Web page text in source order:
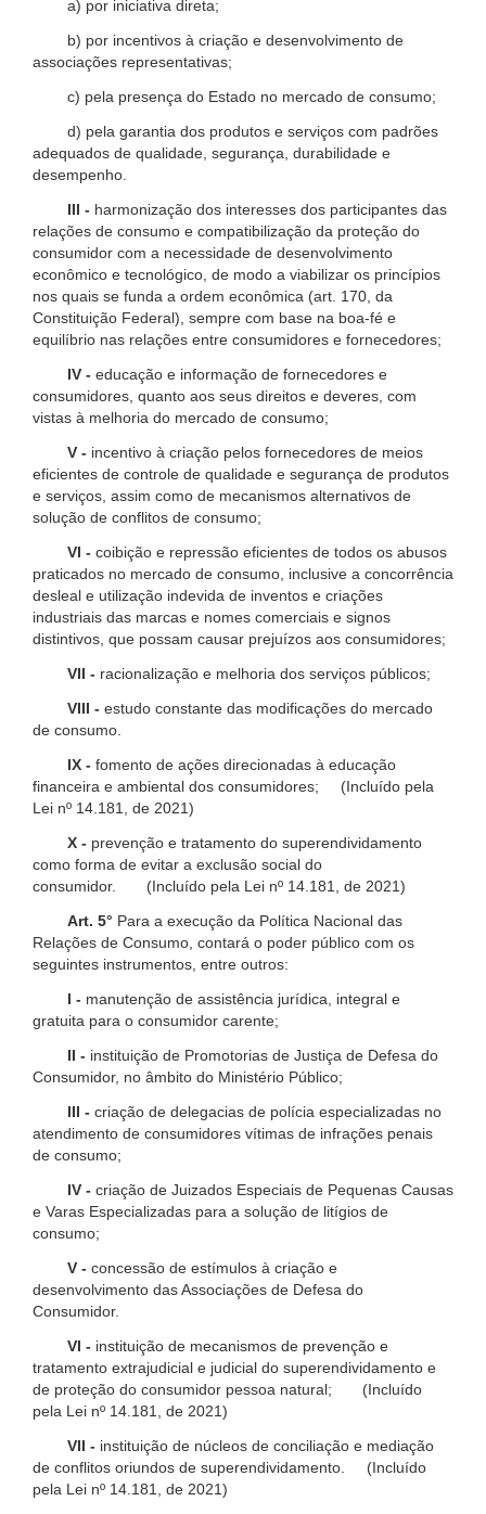
a) por iniciativa direta;
b) por incentivos à criação e desenvolvimento de
associações representativas;
c) pela presença do Estado no mercado de consumo;
d) pela garantia dos produtos e serviços com padrões
adequados de qualidade, segurança, durabilidade e
desempenho.
III - harmonização dos interesses dos participantes das
relações de consumo e compatibilização da proteção do
consumidor com a necessidade de desenvolvimento
econômico e tecnológico, de modo a viabilizar os princípios
nos quais se funda a ordem econômica (art. 170, da
Constituição Federal), sempre com base na boa-fé e
equilíbrio nas relações entre consumidores e fornecedores;
IV - educação e informação de fornecedores e
consumidores, quanto aos seus direitos e deveres, com
vistas à melhoria do mercado de consumo;
V - incentivo à criação pelos fornecedores de meios
eficientes de controle de qualidade e segurança de produtos
e serviços, assim como de mecanismos alternativos de
solução de conflitos de consumo;
VI - coibição e repressão eficientes de todos os abusos
praticados no mercado de consumo, inclusive a concorrência
desleal e utilização indevida de inventos e criações
industriais das marcas e nomes comerciais e signos
distintivos, que possam causar prejuízos aos consumidores;
VII - racionalização e melhoria dos serviços públicos;
VIII - estudo constante das modificações do mercado
de consumo.
IX - fomento de ações direcionadas à educação
financeira e ambiental dos consumidores; (Incluído pela
Lei nº 14.181, de 2021)
X - prevenção e tratamento do superendividamento
como forma de evitar a exclusão social do
consumidor. (Incluído pela Lei nº 14.181, de 2021)
Art. 5° Para a execução da Política Nacional das
Relações de Consumo, contará o poder público com os
seguintes instrumentos, entre outros:
I - manutenção de assistência jurídica, integral e
gratuita para o consumidor carente;
II - instituição de Promotorias de Justiça de Defesa do
Consumidor, no âmbito do Ministério Público;
III - criação de delegacias de polícia especializadas no
atendimento de consumidores vítimas de infrações penais
de consumo;
IV - criação de Juizados Especiais de Pequenas Causas
e Varas Especializadas para a solução de litígios de
consumo;
V - concessão de estímulos à criação e
desenvolvimento das Associações de Defesa do
Consumidor.
VI - instituição de mecanismos de prevenção e
tratamento extrajudicial e judicial do superendividamento e
de proteção do consumidor pessoa natural; (Incluído
pela Lei nº 14.181, de 2021)
VII - instituição de núcleos de conciliação e mediação
de conflitos oriundos de superendividamento. (Incluído
pela Lei nº 14.181, de 2021)